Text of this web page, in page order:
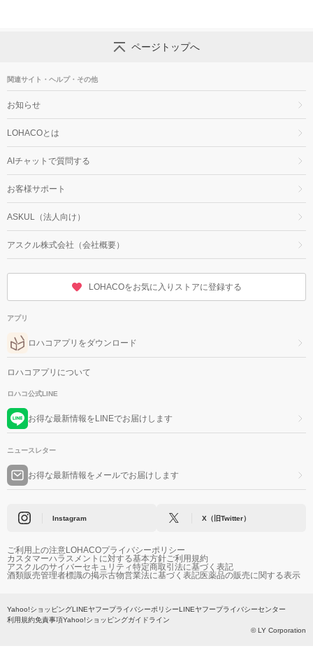
ページトップへ
関連サイト・ヘルプ・その他
お知らせ
LOHACOとは
AIチャットで質問する
お客様サポート
ASKUL（法人向け）
アスクル株式会社（会社概要）
LOHACOをお気に入りストアに登録する
アプリ
ロハコアプリをダウンロード
ロハコアプリについて
ロハコ公式LINE
お得な最新情報をLINEでお届けします
ニュースレター
お得な最新情報をメールでお届けします
Instagram X（旧Twitter）
ご利用上の注意LOHACOプライバシーポリシー
カスタマーハラスメントに対する基本方針ご利用規約
アスクルのサイバーセキュリティ特定商取引法に基づく表記
酒類販売管理者標識の掲示古物営業法に基づく表記医薬品の販売に関する表示
Yahoo!ショッピングLINEヤフープライバシーポリシーLINEヤフープライバシーセンター
利用規約免責事項Yahoo!ショッピングガイドライン
© LY Corporation